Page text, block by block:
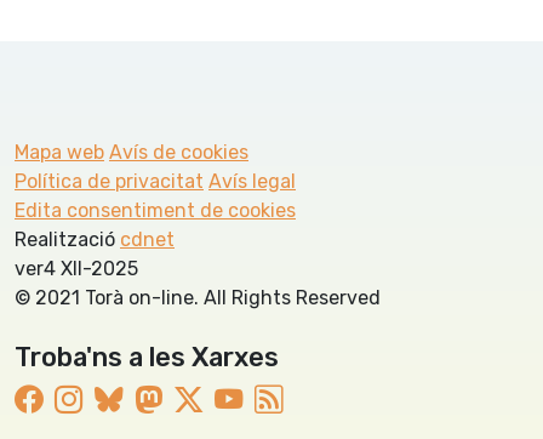
Mapa web Avís de cookies
Política de privacitat Avís legal
Edita consentiment de cookies
Realització cdnet
ver4 XII-2025
© 2021 Torà on-line. All Rights Reserved
Troba'ns a les Xarxes